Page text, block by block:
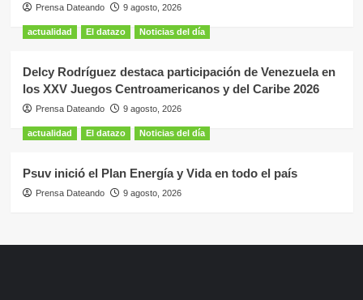
Prensa Dateando 9 agosto, 2026
actualidad El datazo Noticias del día
Delcy Rodríguez destaca participación de Venezuela en
los XXV Juegos Centroamericanos y del Caribe 2026
Prensa Dateando 9 agosto, 2026
actualidad El datazo Noticias del día
Psuv inició el Plan Energía y Vida en todo el país
Prensa Dateando 9 agosto, 2026